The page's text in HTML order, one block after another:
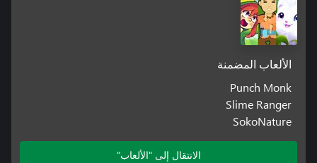
الألعاب المضمنة
Punch Monk
Slime Ranger
SokoNature
الانتقال إلى "الألعاب"